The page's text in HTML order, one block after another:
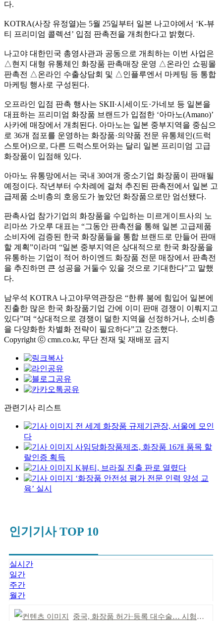
다.
KOTRA(사장 유정열)는 5월 25일부터 일본 나고야에서 ‘K-뷰
티 프리미엄 콜렉션 ’ 입점 판촉전을 개최한다고 밝혔다.
나고야 대한민국 총영사관과 공동으로 개최하는 이번 사업은
△현지 대형 유통체인 화장품 판촉매장 운영 △온라인 쇼핑몰
판촉전 △온라인 수출상담회 및 △인플루엔서 마케팅 등 통합
마케팅 행사로 구성된다.
오프라인 입점 판촉 행사는 SKII·시세이도·가네보 등 일본을
대표하는 프리미엄 화장품 브랜드가 입점한 ‘아마노(Amano)’
사카에 매장에서 개최된다. 아마노는 일본 중부지역을 중심으
로 36개 점포를 운영하는 화장품·의약품 전문 유통체인(드럭
스토어)으로, 다른 드럭스토어와는 달리 일본 프리미엄 고급
화장품이 입점해 있다.
아마노 유통망에서는 국내 30여개 중소기업 화장품이 판매될
예정이다. 작년부터 수차례에 걸쳐 추진된 판촉전에서 일본 고
급제품 소비층의 호응도가 높았던 화장품으로만 엄선됐다.
판촉사업 참가기업의 화장품을 수입하는 미르게이트사의 노
리마쓰 가오루 대표는 “그동안 판촉전을 통해 일본 고급제품
소비자에 검증된 한국 화장품들을 통합 브랜드로 만들어 판매
할 계획”이라며 “일본 중부지역은 상대적으로 한국 화장품을
유통하는 기업이 적어 하이엔드 화장품 전문 매장에서 판촉전
을 추진하면 큰 성공을 거둘수 있을 것으로 기대한다”고 말했
다.
남우석 KOTRA 나고야무역관장은 “한류 붐에 힘입어 일본에
진출한 많은 한국 화장품기업 간에 이미 판매 경쟁이 이뤄지고
있다”며 “상대적으로 경쟁이 덜한 지역을 선정하거나, 소비층
을 다양화한 차별화 전략이 필요하다”고 강조했다.
Copyright ⓒ cmn.co.kr, 무단 전재 및 재배포 금지
관련기사 리스트
전 세계 화장품 규제기관장, 서울에 모인
다
사임당화장품제조, 화장품 16개 품목 할
랄인증 획득
K뷰티, 브라질 진출 판로 열렸다
‘화장품 안전성 평가 전문 인력 양성 교
육’ 실시
인기기사 TOP 10
실시간
일간
주간
월간
중국, 화장품 허가·등록 대수술… 시험자료 공용 허용